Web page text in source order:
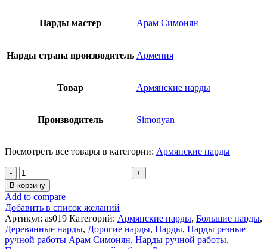
Нарды мастер Арам Симонян
Нарды страна производитель Армения
Товар Армянские нарды
Производитель Simonyan
Посмотреть все товары в категории: Армянские нарды
Количество
товара
Нарды
резные
"Византия
3",
Simonyan
Арам
В корзину
Add to compare
Добавить в список желаний
Артикул: as019 Категорий: Армянские нарды, Большие нарды,
Деревянные нарды, Дорогие нарды, Нарды, Нарды резные
ручной работы Арам Симонян, Нарды ручной работы,